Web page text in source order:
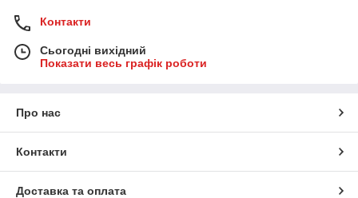
Контакти
Сьогодні вихідний
Показати весь графік роботи
Про нас
Контакти
Доставка та оплата